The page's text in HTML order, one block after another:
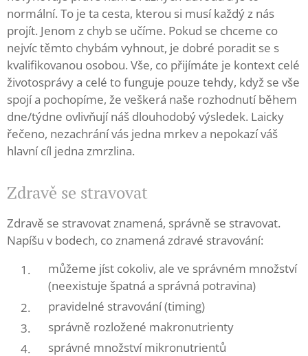
normální. To je ta cesta, kterou si musí každý z nás
projít. Jenom z chyb se učíme. Pokud se chceme co
nejvíc těmto chybám vyhnout, je dobré poradit se s
kvalifikovanou osobou. Vše, co přijímáte je kontext celé
životosprávy a celé to funguje pouze tehdy, když se vše
spojí a pochopíme, že veškerá naše rozhodnutí během
dne/týdne ovlivňují náš dlouhodobý výsledek. Laicky
řečeno, nezachrání vás jedna mrkev a nepokazí váš
hlavní cíl jedna zmrzlina.
Zdravě se stravovat
Zdravě se stravovat znamená, správně se stravovat.
Napíšu v bodech, co znamená zdravé stravování:
můžeme jíst cokoliv, ale ve správném množství
(neexistuje špatná a správná potravina)
pravidelné stravování (timing)
správně rozložené makronutrienty
správné množství mikronutrientů